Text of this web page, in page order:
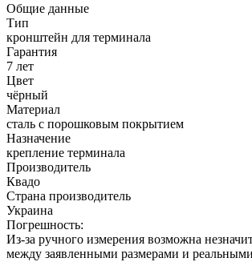
Общие данные
Тип
кронштейн для терминала
Гарантия
7 лет
Цвет
чёрный
Материал
сталь с порошковым покрытием
Назначение
крепление терминала
Производитель
Квадо
Страна производитель
Украина
Погрешность:
Из-за ручного измерения возможна
между заявленными размерами и